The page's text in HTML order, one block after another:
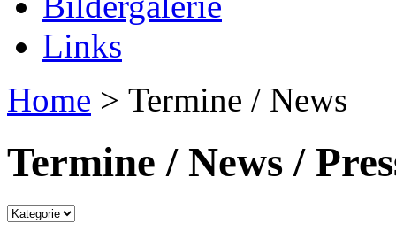
Links
Home > Termine / News
Termine / News /